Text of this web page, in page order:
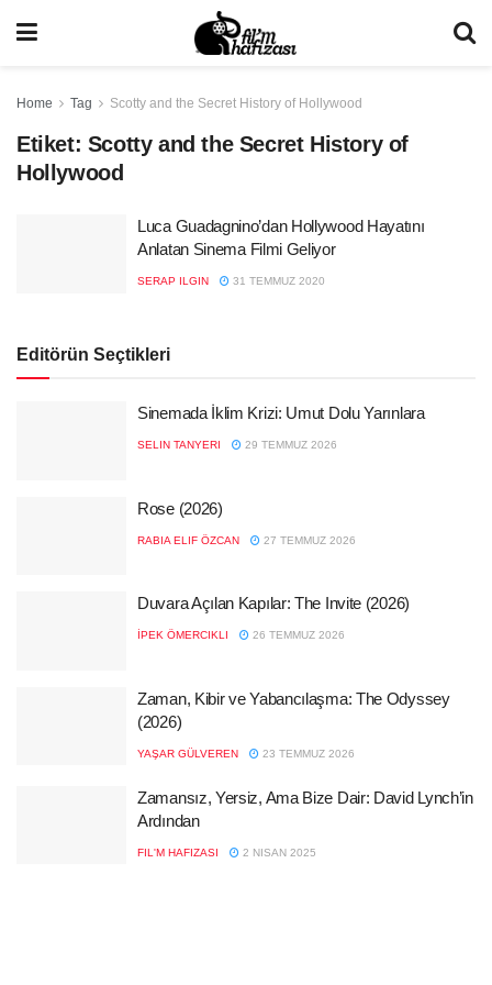
Home Tag Scotty and the Secret History of Hollywood
Etiket: Scotty and the Secret History of
Hollywood
Luca Guadagnino’dan Hollywood Hayatını
Anlatan Sinema Filmi Geliyor
SERAP ILGIN 31 TEMMUZ 2020
Editörün Seçtikleri
Sinemada İklim Krizi: Umut Dolu Yarınlara
SELIN TANYERI 29 TEMMUZ 2026
Rose (2026)
RABIA ELIF ÖZCAN 27 TEMMUZ 2026
Duvara Açılan Kapılar: The Invite (2026)
İPEK ÖMERCIKLI 26 TEMMUZ 2026
Zaman, Kibir ve Yabancılaşma: The Odyssey
(2026)
YAŞAR GÜLVEREN 23 TEMMUZ 2026
Zamansız, Yersiz, Ama Bize Dair: David Lynch’in
Ardından
FIL'M HAFIZASI 2 NISAN 2025